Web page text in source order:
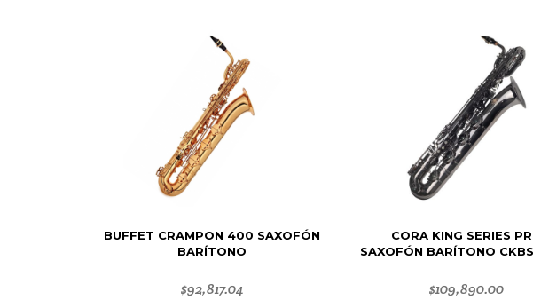
BUFFET CRAMPON 400 SAXOFÓN
BARÍTONO
$92,817.04
CORA KING SERIES
SAXOFÓN BARÍTONO
$109,890.00